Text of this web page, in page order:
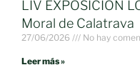
LIV EXPOSICION
Moral de Calatrava
27/06/2026 No hay
Leer más »